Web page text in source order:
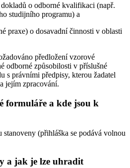
o odborné kvalifikaci (např.
studijního programu) a
praxe) o dosavadní činnosti v oblasti
předložení vzorové
odborné způsobilosti v příslušné
s právními předpisy, kterou žadatel
jejím zpracování.
formuláře a kde jsou k
stanoveny (přihláška se podává volnou
a jak je lze uhradit